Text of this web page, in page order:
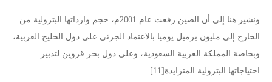
ونشير هنا إلى أن الصين رفعت عام 2001م، حجم وارداتها البترولية من
الخارج إلى مليون برميل يوميا بالاعتماد الجزئي على دول الخليج العربية،
وبخاصة المملكة العربية السعودية، وعلى دول بحر قزوين لتدبير
احتياجاتها البترولية المتزايدة[11].